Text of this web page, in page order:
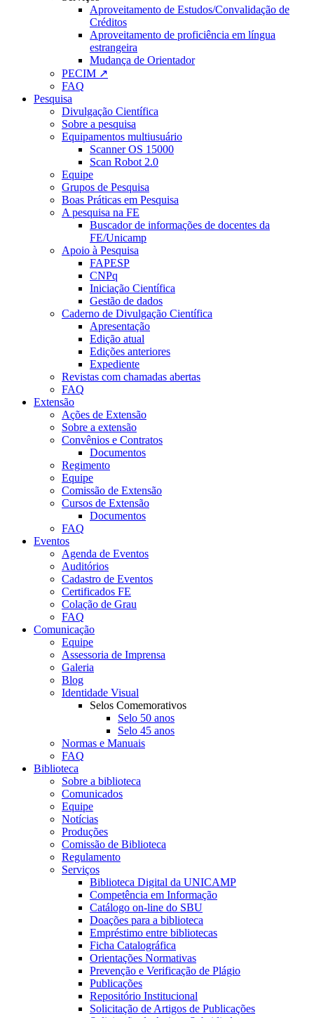
Aproveitamento de Estudos/Convalidação de
Créditos
Aproveitamento de proficiência em língua
estrangeira
Mudança de Orientador
PECIM ↗
FAQ
Pesquisa
Divulgação Científica
Sobre a pesquisa
Equipamentos multiusuário
Scanner OS 15000
Scan Robot 2.0
Equipe
Grupos de Pesquisa
Boas Práticas em Pesquisa
A pesquisa na FE
Buscador de informações de docentes da
FE/Unicamp
Apoio à Pesquisa
FAPESP
CNPq
Iniciação Científica
Gestão de dados
Caderno de Divulgação Científica
Apresentação
Edição atual
Edições anteriores
Expediente
Revistas com chamadas abertas
FAQ
Extensão
Ações de Extensão
Sobre a extensão
Convênios e Contratos
Documentos
Regimento
Equipe
Comissão de Extensão
Cursos de Extensão
Documentos
FAQ
Eventos
Agenda de Eventos
Auditórios
Cadastro de Eventos
Certificados FE
Colação de Grau
FAQ
Comunicação
Equipe
Assessoria de Imprensa
Galeria
Blog
Identidade Visual
Selos Comemorativos
Selo 50 anos
Selo 45 anos
Normas e Manuais
FAQ
Biblioteca
Sobre a biblioteca
Comunicados
Equipe
Notícias
Produções
Comissão de Biblioteca
Regulamento
Serviços
Biblioteca Digital da UNICAMP
Competência em Informação
Catálogo on-line do SBU
Doações para a biblioteca
Empréstimo entre bibliotecas
Ficha Catalográfica
Orientações Normativas
Prevenção e Verificação de Plágio
Publicações
Repositório Institucional
Solicitação de Artigos de Publicações